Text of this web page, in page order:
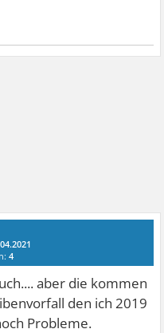
4
aber die kommen
den ich 2019
Probleme.